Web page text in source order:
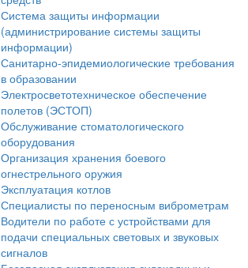
Система защиты информации
(администрирование системы защиты
информации)
Санитарно-эпидемиологические требования
в образовании
Электросветотехническое обеспечение
полетов (ЭСТОП)
Обслуживание стоматологического
оборудования
Организация хранения боевого
огнестрельного оружия
Эксплуатация котлов
Специалисты по переносным виброметрам
Водители по работе с устройствами для
подачи специальных световых и звуковых
сигналов